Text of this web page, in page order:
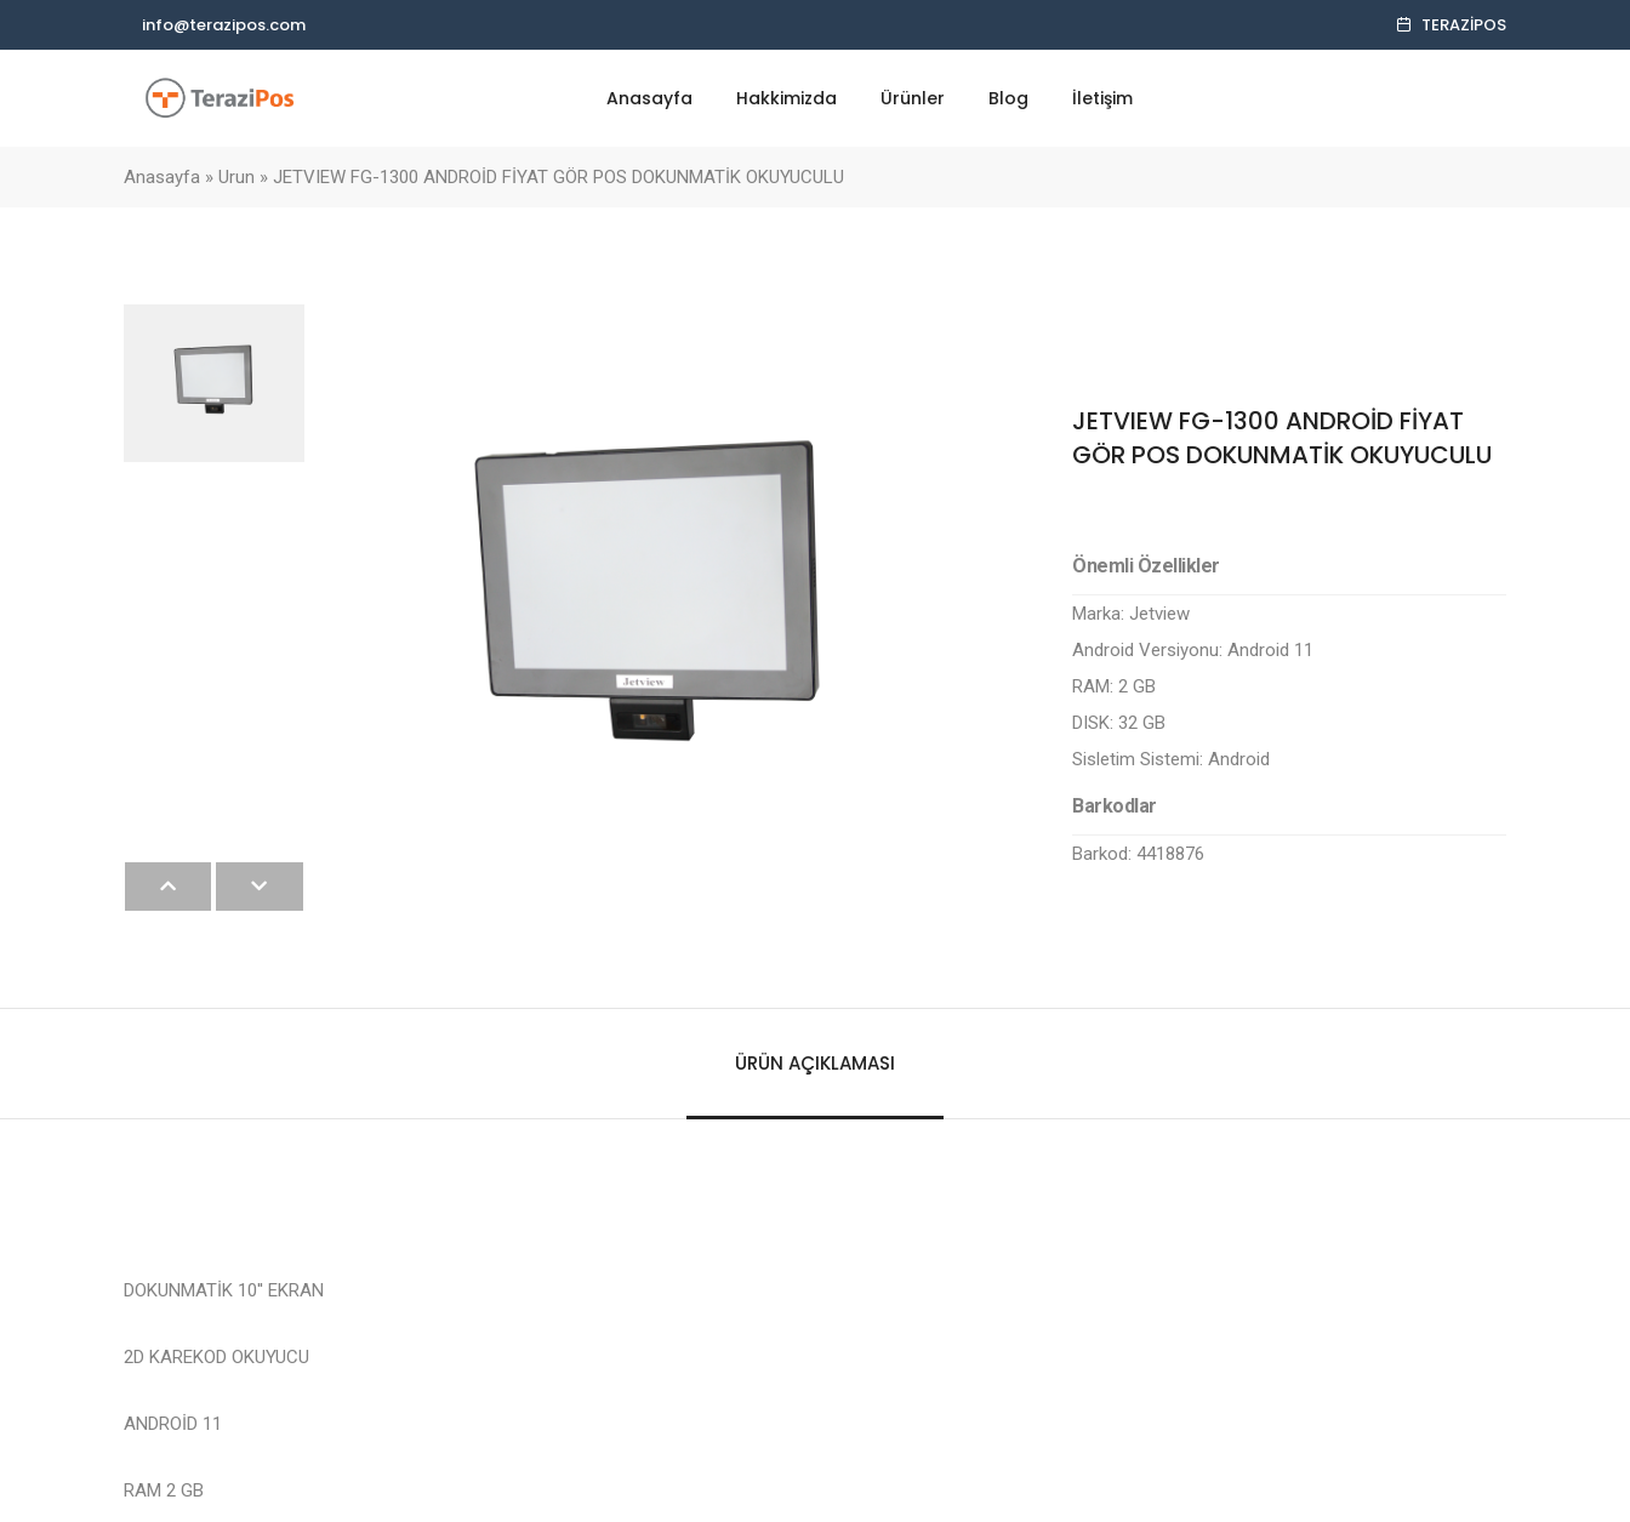
info@terazipos.com TERAZIPOS
Anasayfa Hakkimizda Ürünler Blog İletişim
Anasayfa » Urun » JETVIEW FG-1300 ANDROİD FİYAT GÖR POS DOKUNMATİK OKUYUCULU
JETVIEW FG-1300 ANDROİD FİYAT
GÖR POS DOKUNMATİK OKUYUCULU
Önemli Özellikler
Marka: Jetview
Android Versiyonu: Android 11
RAM: 2 GB
DISK: 32 GB
Sisletim Sistemi: Android
Barkodlar
Barkod: 4418876
ÜRÜN AÇIKLAMASI
DOKUNMATİK 10'' EKRAN
2D KAREKOD OKUYUCU
ANDROİD 11
RAM 2 GB